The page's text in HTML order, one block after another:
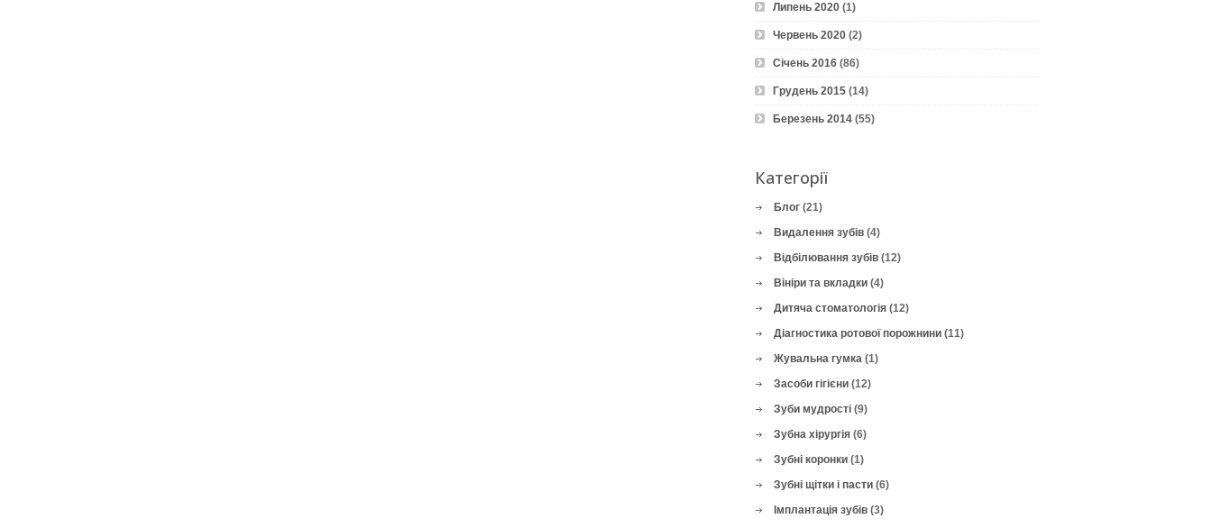
Липень 2020 (1)
Червень 2020 (2)
Січень 2016 (86)
Грудень 2015 (14)
Березень 2014 (55)
Категорії
Блог (21)
Видалення зубів (4)
Відбілювання зубів (12)
Вініри та вкладки (4)
Дитяча стоматологія (12)
Діагностика ротової порожнини (11)
Жувальна гумка (1)
Засоби гігієни (12)
Зуби мудрості (9)
Зубна хірургія (6)
Зубні коронки (1)
Зубні щітки і пасти (6)
Імплантація зубів (3)